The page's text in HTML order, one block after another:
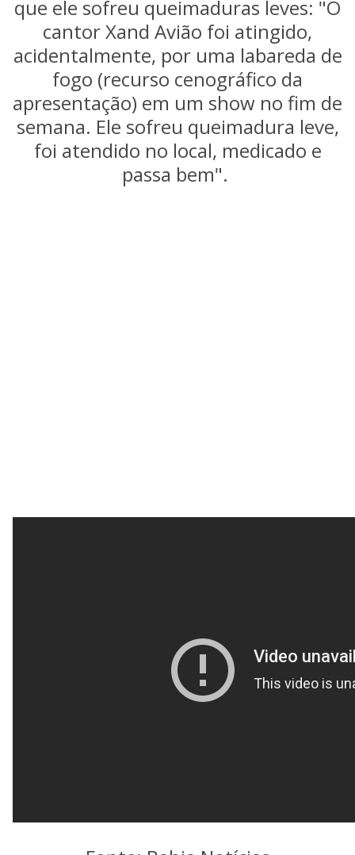
que ele sofreu queimaduras leves: "O
cantor Xand Avião foi atingido,
acidentalmente, por uma labareda de
fogo (recurso cenográfico da
apresentação) em um show no fim de
semana. Ele sofreu queimadura leve,
foi atendido no local, medicado e
passa bem".